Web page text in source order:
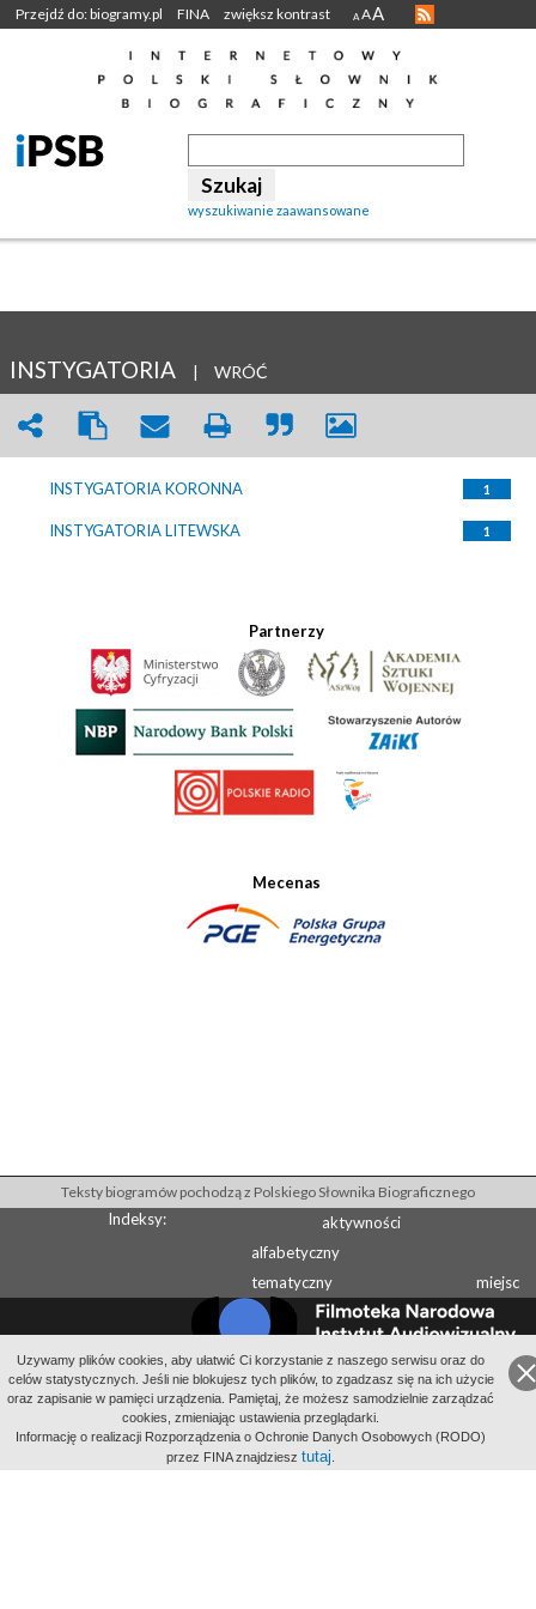
Przejdź do: biogramy.pl FINA zwiększ kontrast A AA
wyszukiwanie zaawansowane
INSTYGATORIA | WRÓĆ
INSTYGATORIA KORONNA 1
INSTYGATORIA LITEWSKA 1
Partnerzy
Mecenas
Uzywamy plików cookies, aby ułatwić Ci korzystanie z naszego serwisu oraz do
celów statystycznych. Jeśli nie blokujesz tych plików, to zgadzasz się na ich użycie
oraz zapisanie w pamięci urządzenia. Pamiętaj, że możesz samodzielnie zarządzać
cookies, zmieniając ustawienia przeglądarki.
Informację o realizacji Rozporządzenia o Ochronie Danych Osobowych (RODO)
przez FINA znajdziesz tutaj
Teksty biogramów pochodzą z Polskiego Słownika Biograficznego
Indeksy:
aktywności
alfabetyczny
tematyczny
miejsc
Wydawcą Polskiego Słownika Biograficznego jest Instytut Historii PAN
Wydawcą Internetowego Polskiego Słownika Biograficznego jest Filmoteka
Narodowa - Instytut Audiowizualny
All Rights Reserved 2014-2026Filmoteka Narodowa - Instytut Audiowizualny